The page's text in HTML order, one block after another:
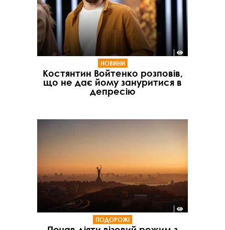
НОВИНИ
Костянтин Войтенко розповів,
що не дає йому зануритися в
депресію
ПОДОРОЖІ